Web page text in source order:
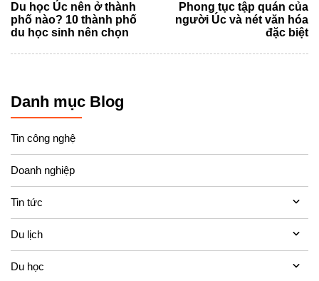
Du học Úc nên ở thành
phố nào? 10 thành phố
du học sinh nên chọn
Phong tục tập quán của
người Úc và nét văn hóa
đặc biệt
Danh mục Blog
Tin công nghệ
Doanh nghiệp
Tin tức
Du lịch
Du học